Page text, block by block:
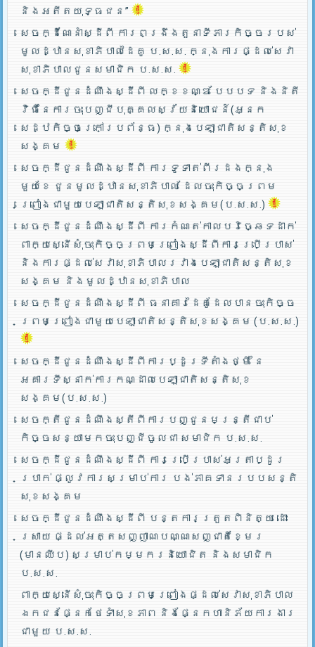
និងអតីតយុទ្ធជន”
សេចក្ដីណែនាំស្ដីពី ការពង្រឹងតួនាទីភារកិច្ចរបស់
មូលដ្ឋានសុខាភិបាលដៃគូ ប.­ស.ស. ក្នុងការផ្ដល់សេវា
សុខាភិបាលជូនសមាជិក ប.ស.ស.
សេចក្ដីជូនដំណឹងស្ដីពី លក្ខខណ្ឌ បែបបទ និងនិតី
វិធីនៃការចុះបញ្ជីបុគ្គលស្វ័យនិយោជន៍(អ្នក
សេដ្ឋកិច្ចក្រៅប្រព័ន្ធ) ក្នុងបេឡាជាតិសន្តិសុខ
សង្គម
សេចក្ដីជូនដំណឹងស្ដីពី ការទូទាត់ពីរដងក្នុង
មួយខែ ជូនមូលដ្ឋានសុខាភិបាល ដែលចុះកិច្ចព្រម
ព្រៀងជាមួយបេឡាជាតិសន្តិសុខសង្គម(ប.ស.ស.)
សេចក្ដីជូនដំណឹងស្ដីពី ការកំណត់កាលបរិច្ឆេទដាក់
ពាក្យស្នើសុំចុះកិច្ចព្រមព្រៀងស្ដីពីការប្រើប្រាស់
និងការផ្ដល់សេវាសុខាភិបាលរវាងបេឡាជាតិសន្តិសុខ
សង្គម និងមូលដ្ឋានសុខាភិបាល
សេចក្ដីជូនដំណឹងស្ដីពី ធនាគារដៃគូដែលបានចុះកិច្ច
ព្រមព្រៀងជាមួយបេឡាជាតិសន្តិសុខសង្គម (ប.ស.ស.)
សេចក្ដីជូនដំណឹងស្ដីពីការប្ដូរទីតាំងថ្មី នៃ
អគារទីស្នាក់ការកណ្ដាលបេឡាជាតិសន្តិសុខ
សង្គម(ប.ស.ស.)
សេចក្តីជូនដំណឹងស្តីពីការបញ្ជូនមន្រ្តីជាប់
កិច្ចសន្យាមកចុះបញ្ជីចូលជា សមាជិក ប.ស.ស.
សេចក្ដីជូនដំណឹងស្ដីពី ការប្រើប្រាស់អត្រាប្ដូរ
ប្រាក់ ផ្លូវការសម្រាប់ការ បង់ភាគទានរបបសន្តិ
សុខសង្គម
សេចក្ដីជូនដំណឹងស្ដីពី បន្តការត្រួតពិនិត្យ ដោះ
ស្រាយ ផ្ដល់អត្តសញ្ញាណបណ្ណសញ្ជាតិខ្មែរ
(មានឈីប) សម្រាប់កម្មករនិយោជិត និងសមាជិក
ប.ស.ស.
ពាក្យស្នើសុំចុះកិច្ចព្រមព្រៀងផ្ដល់សេវាសុខាភិបាល
ឯកជនផ្នែកថែទាំសុខភាព និងផ្នែកហានិភ័យការងារ
ជាមួយ ប.ស.ស.